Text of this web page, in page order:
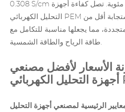
0.308 S/cm عند درجة حرارة 160 درجة مئوية. تصل كفاءة أجهزة
التحليل الكهربائي PEM إلى ما يزيد عن 85%، مع استجابة أقل من
مما يجعلها مناسبة للتكامل مع
طاقة الرياح والطاقة الشمسية.
الأسعار لأفضل مصنعي
الرئيسية لمصنعي أجهزة التحليل